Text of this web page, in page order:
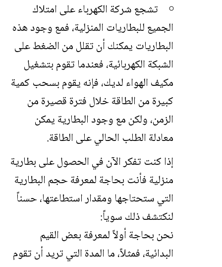
تشجع شركة الكهرباء على امتلاك
الجميع للبطاريات المنزلية، فمع وجود هذه
البطاريات يمكنك أن تقلل من الضغط على
الشبكة الكهربائية، فعندما تقوم بتشغيل
مكيف الهواء لديك، فإنه يقوم بسحب كمية
كبيرة من الطاقة خلال فترة قصيرة من
الزمن، ولكن مع وجود البطارية يمكن
معادلة الطلب الحالي على الطاقة.
إذا كنت تفكر الآن في الحصول على بطارية
منزلية فأنت بحاجة لمعرفة حجم البطارية
التي ستحتاجها ومقدار استطاعتها، حسناً
لنكتشف ذلك سوياً:
نحن بحاجة أولاً لمعرفة بعض القيم
البدائية، فمثلاً، ما المدة التي تريد أن تقوم